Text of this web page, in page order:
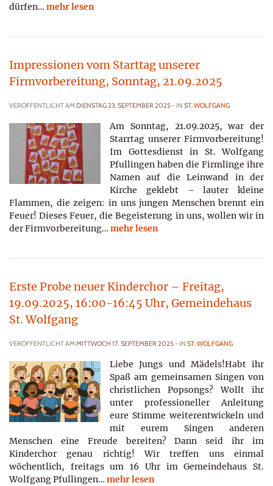
dürfen… mehr lesen
Impressionen vom Starttag unserer
Firmvorbereitung, Sonntag, 21.09.2025
VERÖFFENTLICHT AM DIENSTAG 23. SEPTEMBER 2025- IN ST. WOLFGANG
Am Sonntag, 21.09.2025, war der
Starrtag unserer Firmvorbereitung!
Im Gottesdienst in St. Wolfgang
Pfullingen haben die Firmlinge ihre
Namen auf die Leinwand in der
Kirche geklebt – lauter kleine
Flammen, die zeigen: in uns jungen Menschen brennt ein
Feuer! Dieses Feuer, die Begeisterung in uns, wollen wir in
der Firmvorbereitung… mehr lesen
Erste Probe neuer Kinderchor – Freitag,
19.09.2025, 16:00-16:45 Uhr, Gemeindehaus
St. Wolfgang
VERÖFFENTLICHT AMMITTWOCH 17. SEPTEMBER 2025- IN ST. WOLFGANG
Liebe Jungs und Mädels!Habt ihr
Spaß am gemeinsamen Singen von
christlichen Popsongs? Wollt ihr
unter professioneller Anleitung
eure Stimme weiterentwickeln und
mit eurem Singen anderen
Menschen eine Freude bereiten? Dann seid ihr im
Kinderchor genau richtig! Wir treffen uns einmal
wöchentlich, freitags um 16 Uhr im Gemeindehaus St.
Wolfgang Pfullingen… mehr lesen